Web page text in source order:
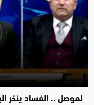
لموصل .. الفساد ينخر